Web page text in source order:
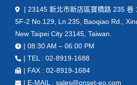
| 23145 新北市新店區寶橋路 235 巷
5F-2 No.129, Ln.235, Baoqiao Rd.,
New Taipei City 23145, Taiwan.
| 08:30 AM – 06:00 PM
| TEL : 02-8919-1688
| FAX : 02-8919-1684
| E-MAIL : sales@onset-eo.com